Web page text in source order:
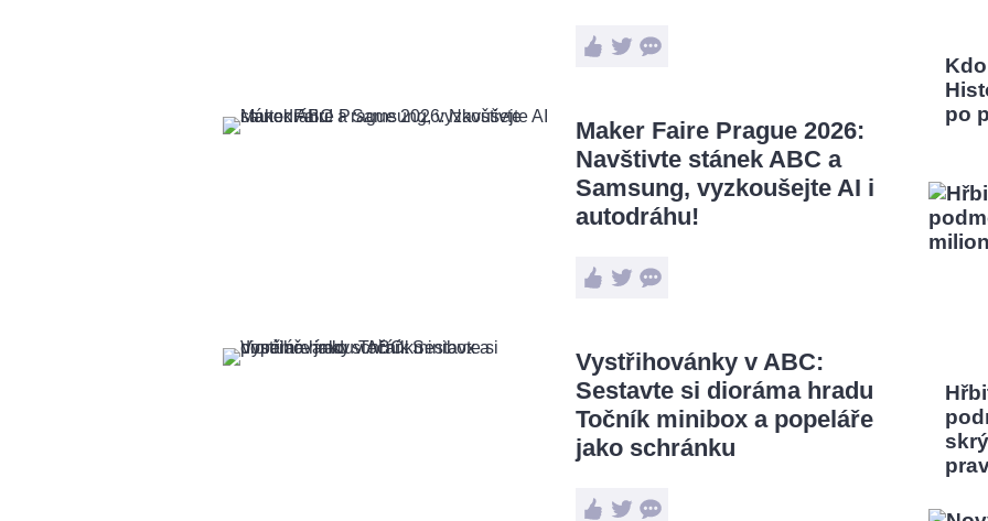
Maker Faire Prague 2026:
Navštivte stánek ABC a
Samsung, vyzkoušejte AI i
autodráhu!
Vystřihovánky v ABC:
Sestavte si dioráma hradu
Točník minibox a popeláře
jako schránku
po